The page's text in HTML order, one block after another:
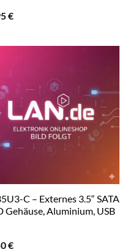
€
C – Externes 3.5“ SATA
Gehäuse, Aluminium, USB
€